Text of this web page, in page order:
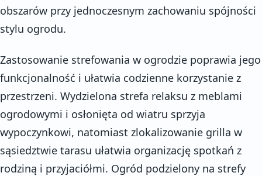
obszarów przy jednoczesnym zachowaniu spójności
stylu ogrodu.
Zastosowanie strefowania w ogrodzie poprawia jego
funkcjonalność i ułatwia codzienne korzystanie z
przestrzeni. Wydzielona strefa relaksu z meblami
ogrodowymi i osłonięta od wiatru sprzyja
wypoczynkowi, natomiast zlokalizowanie grilla w
sąsiedztwie tarasu ułatwia organizację spotkań z
rodziną i przyjaciółmi. Ogród podzielony na strefy